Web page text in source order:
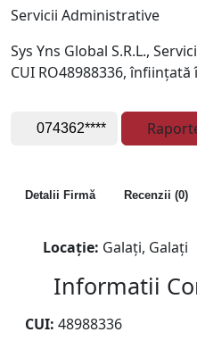
Servicii Administrative
Sys Yns Global S.R.L.,
CUI RO48988336, înființată
074362****
Detalii Firmă Recenzii (0)
Locație: Galați, Galați
Informatii
CUI: 48988336